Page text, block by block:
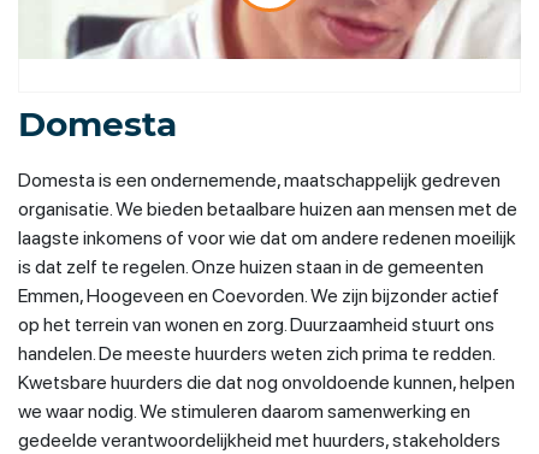
Domesta
Domesta is een ondernemende, maatschappelijk gedreven
organisatie. We bieden betaalbare huizen aan mensen met de
laagste inkomens of voor wie dat om andere redenen moeilijk
is dat zelf te regelen. Onze huizen staan in de gemeenten
Emmen, Hoogeveen en Coevorden. We zijn bijzonder actief
op het terrein van wonen en zorg. Duurzaamheid stuurt ons
handelen. De meeste huurders weten zich prima te redden.
Kwetsbare huurders die dat nog onvoldoende kunnen, helpen
we waar nodig. We stimuleren daarom samenwerking en
gedeelde verantwoordelijkheid met huurders, stakeholders